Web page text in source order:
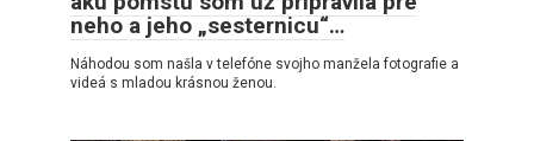
neho a jeho „sesternicu“…
Náhodou som našla v telefóne svojho manžela fotografie a
videá s mladou krásnou ženou.